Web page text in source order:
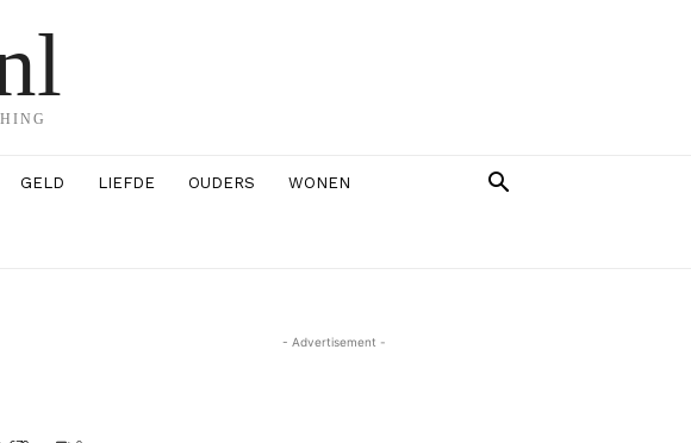
GELD LIEFDE OUDERS WONEN
- Advertisement -